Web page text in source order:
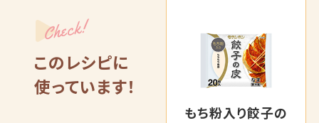
Check!
このレシピに
使っています！
もち粉入り餃子の